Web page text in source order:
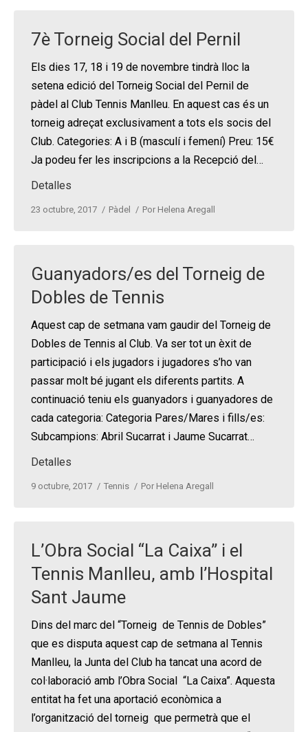
7è Torneig Social del Pernil
Els dies 17, 18 i 19 de novembre tindrà lloc la
setena edició del Torneig Social del Pernil de
pàdel al Club Tennis Manlleu. En aquest cas és un
torneig adreçat exclusivament a tots els socis del
Club. Categories: A i B (masculí i femení) Preu: 15€
Ja podeu fer les inscripcions a la Recepció del…
Detalles
23 octubre, 2017 Pàdel Por Helena Aregall
Guanyadors/es del Torneig de
Dobles de Tennis
Aquest cap de setmana vam gaudir del Torneig de
Dobles de Tennis al Club. Va ser tot un èxit de
participació i els jugadors i jugadores s’ho van
passar molt bé jugant els diferents partits. A
continuació teniu els guanyadors i guanyadores de
cada categoria: Categoria Pares/Mares i fills/es:
Subcampions: Abril Sucarrat i Jaume Sucarrat…
Detalles
9 octubre, 2017 Tennis Por Helena Aregall
L’Obra Social “La Caixa” i el
Tennis Manlleu, amb l’Hospital
Sant Jaume
Dins del marc del “Torneig de Tennis de Dobles”
que es disputa aquest cap de setmana al Tennis
Manlleu, la Junta del Club ha tancat una acord de
col·laboració amb l’Obra Social “La Caixa”. Aquesta
entitat ha fet una aportació econòmica a
l’organització del torneig que permetrà que el